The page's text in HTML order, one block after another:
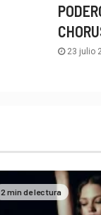
23 julio
2 min de lectura